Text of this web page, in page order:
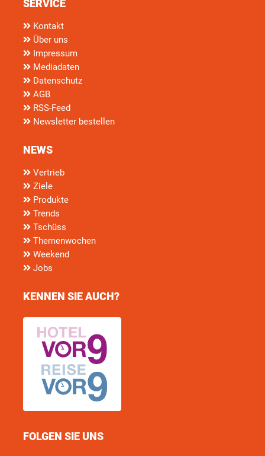
SERVICE
Kontakt
Über uns
Impressum
Mediadaten
Datenschutz
AGB
RSS-Feed
Newsletter bestellen
NEWS
Vertrieb
Ziele
Produkte
Trends
Tschüss
Themenwochen
Weekend
Jobs
KENNEN SIE AUCH?
FOLGEN SIE UNS